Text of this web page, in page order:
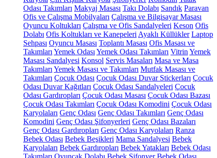
Odası Takımları Makyaj Masası Takı Dolabı Sandık Paravan
Ofis ve Çalışma Mobilyaları Çalışma ve Bilgisayar Masası
Oyuncu Koltukları Çalışma ve Ofis Sandalyeleri Keson Ofis
Dolabı Ofis Koltukları ve Kanepeleri Ayaklı Küllükler Laptop
Sehpası Oyuncu Masası Toplantı Masası Ofis Masası ve
Takımları Yemek Odası Yemek Odası Takımları Vitrin Yemek
Masası Sandalyesi Konsol Servis Masaları Masa ve Masa
Takımları Yemek Masası ve Takımları Mutfak Masası ve
Takımları Çocuk Odası Çocuk Odası Duvar Stickerları Çocuk
Odası Duvar Kağıtları Çocuk Odası Sandalyeleri Çocuk
Odası Gardıropları Çocuk Odası Masası Çocuk Odası Bazası
Çocuk Odası Takımları Çocuk Odası Komodini Çocuk Odası
Karyolaları Genç Odası Genç Odası Takımları Genç Odası
Komodini Genç Odası Şifonyerleri Genç Odası Bazaları
Genç Odası Gardıropları Genç Odası Karyolaları Ranza
Bebek Odası Bebek Beşikleri Mama Sandalyesi Bebek
Karyolaları Bebek Gardıropları Bebek Yatakları Bebek Odası
Takımları Oyuncak Dolabı Bebek Şifonyer Bebek Odası